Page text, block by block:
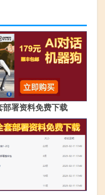
署资料免费下载